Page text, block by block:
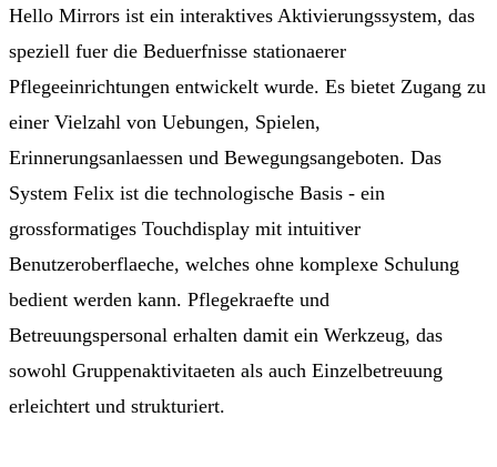
Hello Mirrors ist ein interaktives Aktivierungssystem, das
speziell fuer die Beduerfnisse stationaerer
Pflegeeinrichtungen entwickelt wurde. Es bietet Zugang zu
einer Vielzahl von Uebungen, Spielen,
Erinnerungsanlaessen und Bewegungsangeboten. Das
System Felix ist die technologische Basis - ein
grossformatiges Touchdisplay mit intuitiver
Benutzeroberflaeche, welches ohne komplexe Schulung
bedient werden kann. Pflegekraefte und
Betreuungspersonal erhalten damit ein Werkzeug, das
sowohl Gruppenaktivitaeten als auch Einzelbetreuung
erleichtert und strukturiert.